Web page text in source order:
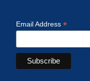
Email Address *